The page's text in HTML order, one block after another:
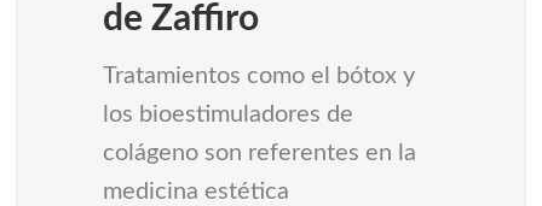
de Zaffiro
Tratamientos como el bótox y
los bioestimuladores de
colágeno son referentes en la
medicina estética